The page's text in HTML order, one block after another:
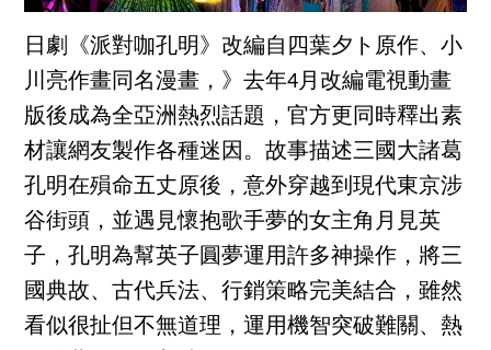
日劇《派對咖孔明》改編自四葉夕ト原作、小
川亮作畫同名漫畫，》去年4月改編電視動畫
版後成為全亞洲熱烈話題，官方更同時釋出素
材讓網友製作各種迷因。故事描述三國大諸葛
孔明在殞命五丈原後，意外穿越到現代東京涉
谷街頭，並遇見懷抱歌手夢的女主角月見英
子，孔明為幫英子圓夢運用許多神操作，將三
國典故、古代兵法、行銷策略完美結合，雖然
看似很扯但不無道理，運用機智突破難關、熱